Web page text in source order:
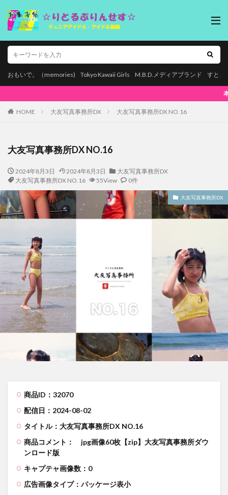
おもいで。（memories) Tokyo Kawaii Girls M.B.D.メディアブランド すとろ
本ページはプロモーションが含まれ
HOME 大友写真事務所DX 大友写真事務所DX NO.16
大友写真事務所DX NO.16
2024年8月3日 2024年8月3日
大友写真事務所DX
大友写真事務所DX NO.16
55View 0件
大友写真事務所DX
商品ID：32070
配信日：2024-08-02
タイトル：大友写真事務所DX NO.16
商品コメント：
jpg画像60枚【zip】大友写真事務所ダウ
ンロード版
キャプテャ画像数：0
広告画像タイプ：パッケージ表小